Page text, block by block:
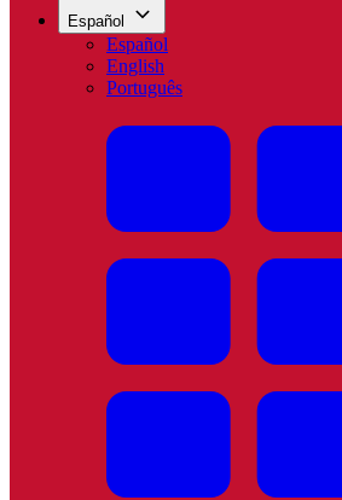
Español
Español
English
Português